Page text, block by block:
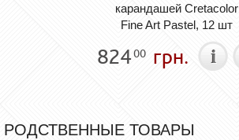
карандашей Cretacolor
Fine Art Pastel, 12 шт
82400 грн.
РОДСТВЕННЫЕ ТОВАРЫ